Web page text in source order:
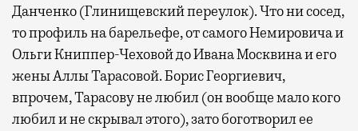
Данченко (Глинищевский переулок). Что ни сосед,
то профиль на барельефе, от самого Немировича и
Ольги Книппер-Чеховой до Ивана Москвина и его
жены Аллы Тарасовой. Борис Георгиевич,
впрочем, Тарасову не любил (он вообще мало кого
любил и не скрывал этого), зато боготворил ее